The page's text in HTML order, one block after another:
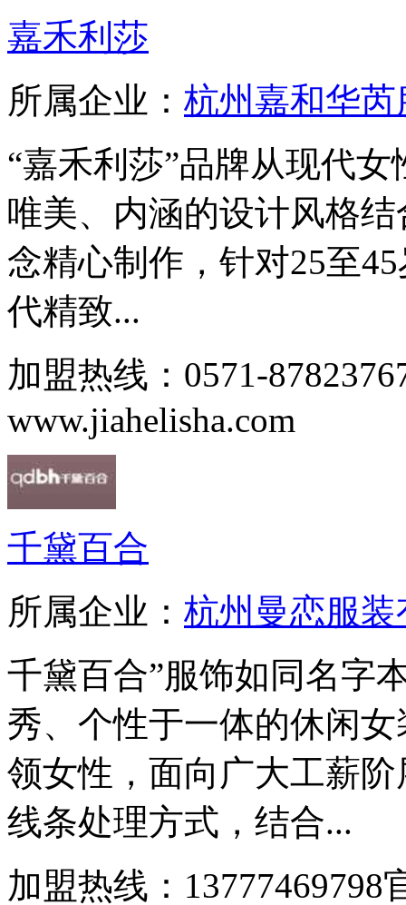
嘉禾利莎
所属企业： 杭州嘉和华
“嘉禾利莎”品牌从现代
唯美、内涵的设计风格
念精心制作，针对25至
代精致...
加盟热线：0571-
www.jiahelisha.com
千黛百合
所属企业： 杭州曼恋服
千黛百合”服饰如同名字
秀、个性于一体的休闲
领女性，面向广大工薪
线条处理方式，结合...
加盟热线：13777469798